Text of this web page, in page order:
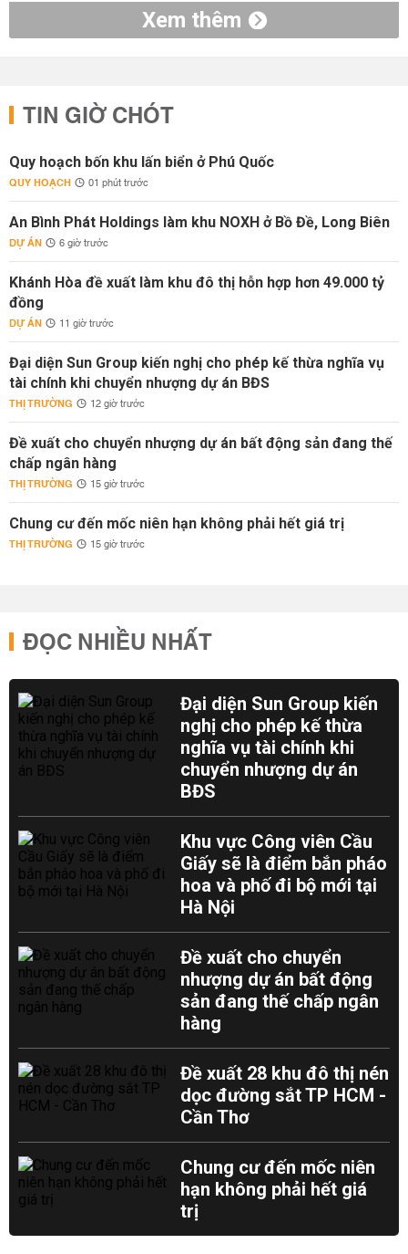
Xem thêm
TIN GIỜ CHÓT
Quy hoạch bốn khu lấn biển ở Phú Quốc
QUY HOẠCH 01 phút trước
An Bình Phát Holdings làm khu NOXH ở Bồ Đề, Long Biên
DỰ ÁN 6 giờ trước
Khánh Hòa đề xuất làm khu đô thị hỗn hợp hơn 49.000 tỷ
đồng
DỰ ÁN 11 giờ trước
Đại diện Sun Group kiến nghị cho phép kế thừa nghĩa vụ
tài chính khi chuyển nhượng dự án BĐS
THỊ TRƯỜNG 12 giờ trước
Đề xuất cho chuyển nhượng dự án bất động sản đang thế
chấp ngân hàng
THỊ TRƯỜNG 15 giờ trước
Chung cư đến mốc niên hạn không phải hết giá trị
THỊ TRƯỜNG 15 giờ trước
ĐỌC NHIỀU NHẤT
Đại diện Sun Group kiến
nghị cho phép kế thừa
nghĩa vụ tài chính khi
chuyển nhượng dự án
BĐS
Khu vực Công viên Cầu
Giấy sẽ là điểm bắn pháo
hoa và phố đi bộ mới tại
Hà Nội
Đề xuất cho chuyển
nhượng dự án bất động
sản đang thế chấp ngân
hàng
Đề xuất 28 khu đô thị nén
dọc đường sắt TP HCM -
Cần Thơ
Chung cư đến mốc niên
hạn không phải hết giá
trị